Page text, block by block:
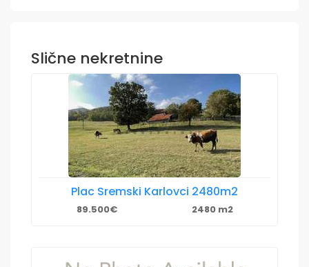
Slične nekretnine
Plac Sremski Karlovci 2480m2
89.500€ 2480 m2